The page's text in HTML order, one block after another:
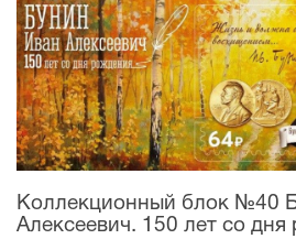
Коллекционный блок №40
Алексеевич. 150 лет со дня